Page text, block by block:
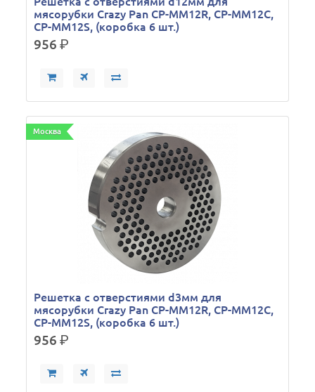
мясорубки Crazy Pan CP-MM12R, CP-MM12C,
CP-MM12S, (коробка 6 шт.)
956р.
Москва
Решетка с отверстиями d3мм для
мясорубки Crazy Pan CP-MM12R, CP-MM12C,
CP-MM12S, (коробка 6 шт.)
956р.